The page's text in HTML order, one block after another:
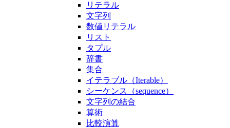
リテラル
文字列
数値リテラル
リスト
タプル
辞書
集合
イテラブル（Iterable）
シーケンス（sequence）
文字列の結合
算術
比較演算